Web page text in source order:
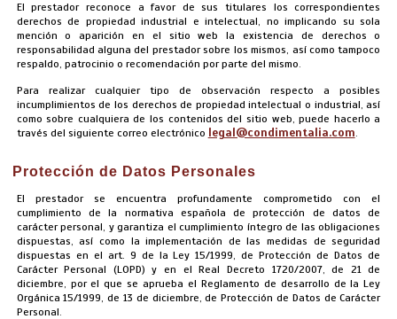
El prestador reconoce a favor de sus titulares los correspondientes
derechos de propiedad industrial e intelectual, no implicando su sola
mención o aparición en el sitio web la existencia de derechos o
responsabilidad alguna del prestador sobre los mismos, así como tampoco
respaldo, patrocinio o recomendación por parte del mismo.
Para realizar cualquier tipo de observación respecto a posibles
incumplimientos de los derechos de propiedad intelectual o industrial, así
como sobre cualquiera de los contenidos del sitio web, puede hacerlo a
través del siguiente correo electrónico legal@condimentalia.com.
Protección de Datos Personales
El prestador se encuentra profundamente comprometido con el
cumplimiento de la normativa española de protección de datos de
carácter personal, y garantiza el cumplimiento íntegro de las obligaciones
dispuestas, así como la implementación de las medidas de seguridad
dispuestas en el art. 9 de la Ley 15/1999, de Protección de Datos de
Carácter Personal (LOPD) y en el Real Decreto 1720/2007, de 21 de
diciembre, por el que se aprueba el Reglamento de desarrollo de la Ley
Orgánica 15/1999, de 13 de diciembre, de Protección de Datos de Carácter
Personal.